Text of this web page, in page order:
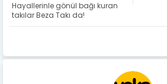
Hayallerinle gönül bağı kuran
takılar Beza Takı da!